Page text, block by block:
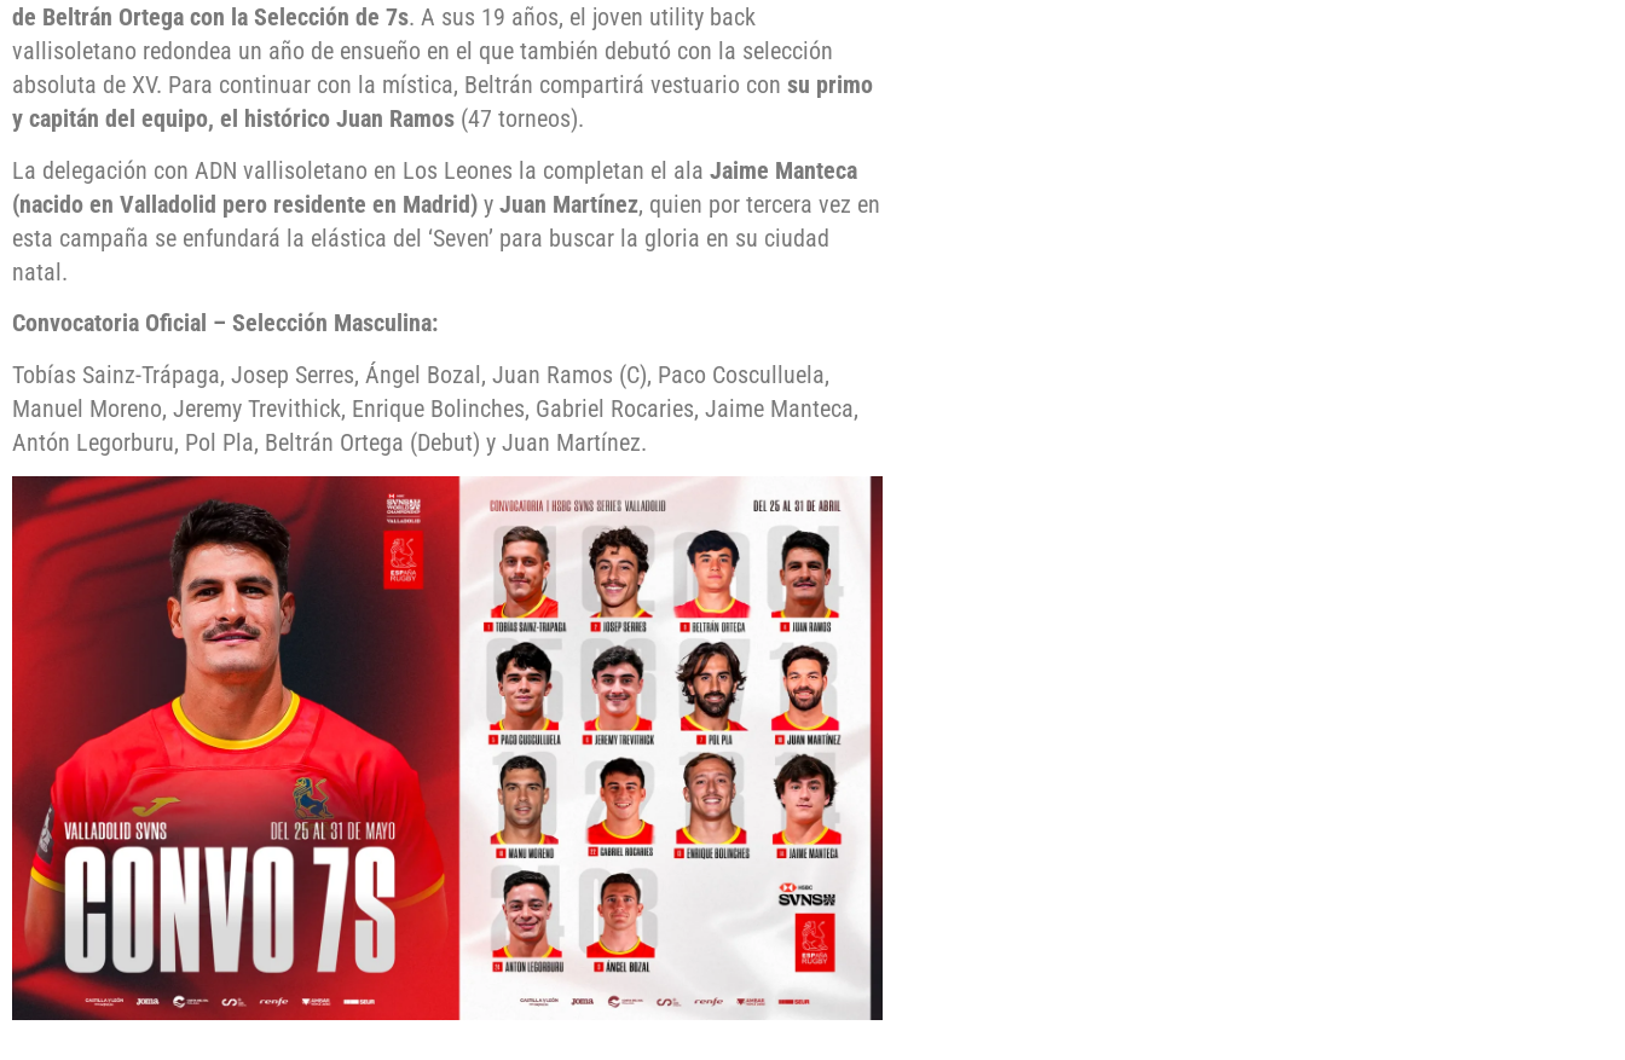
de Beltrán Ortega con la Selección de 7s. A sus 19 años, el joven utility back
vallisoletano redondea un año de ensueño en el que también debutó con la selección
absoluta de XV. Para continuar con la mística, Beltrán compartirá vestuario con su primo
y capitán del equipo, el histórico Juan Ramos (47 torneos).
La delegación con ADN vallisoletano en Los Leones la completan el ala Jaime Manteca
(nacido en Valladolid pero residente en Madrid) y Juan Martínez, quien por tercera vez en
esta campaña se enfundará la elástica del ‘Seven’ para buscar la gloria en su ciudad
natal.
Convocatoria Oficial – Selección Masculina:
Tobías Sainz-Trápaga, Josep Serres, Ángel Bozal, Juan Ramos (C), Paco Cosculluela,
Manuel Moreno, Jeremy Trevithick, Enrique Bolinches, Gabriel Rocaries, Jaime Manteca,
Antón Legorburu, Pol Pla, Beltrán Ortega (Debut) y Juan Martínez.